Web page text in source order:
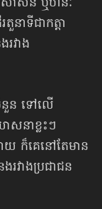
នាទី​ជាកត្តា​
រវាង
នួន ទៅលើ
សនា​ខ្លះៗ
ក៏គេនៅតែមាន
រវាង​ប្រជាជន